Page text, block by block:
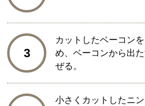
3
カットしたベーコン
め、ベーコンから出
ぜる。
小さくカットしたニ